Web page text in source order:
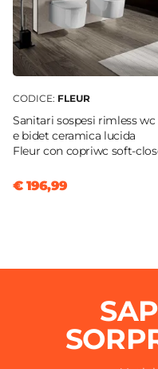
CODICE: FLEUR
Sanitari sospesi rimless wc
e bidet ceramica lucida
Fleur con copriwc soft-
€ 196,99